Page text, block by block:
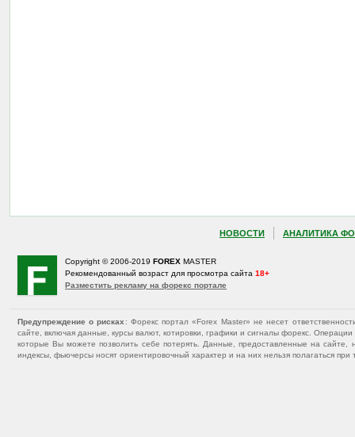
НОВОСТИ АНАЛИТИКА
Copyright © 2006-2019 FOREX MASTER
Рекомендованный возраст для просмотра сайта 18+
Разместить рекламу на форекс портале
Предупреждение о рисках : Форекс портал «Forex Master» не несет
сайте, включая данные, курсы валют, котировки, графики и сигналы форекс.
которые Вы можете позволить себе потерять. Данные, предоставленные на
индексы, фьючерсы носят ориентировочный характер и на них нельзя полагаться при